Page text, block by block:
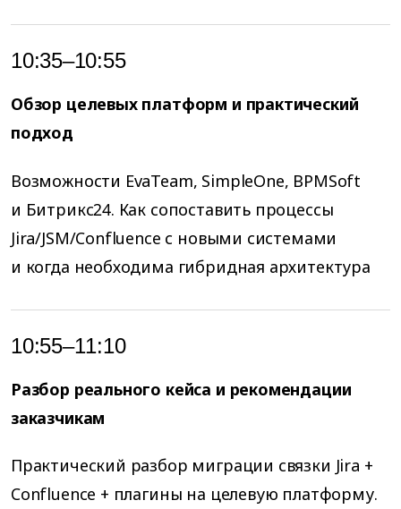
10:35–10:55
Обзор целевых платформ и практический
подход
Возможности EvaTeam, SimpleOne, BPMSoft
и Битрикс24. Как сопоставить процессы
Jira/JSM/Confluence с новыми системами
и когда необходима гибридная архитектура
10:55–11:10
Разбор реального кейса и рекомендации
заказчикам
Практический разбор миграции связки Jira +
Confluence + плагины на целевую платформу.